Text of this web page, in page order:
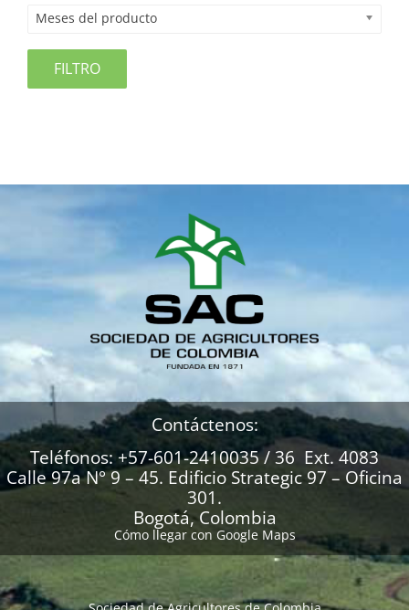
Meses del producto
FILTRO
Contáctenos:
Teléfonos: +57-601-2410035 / 36 Ext. 4083
Calle 97a N° 9 – 45. Edificio Strategic 97 – Oficina
301.
Bogotá, Colombia
Cómo llegar con Google Maps